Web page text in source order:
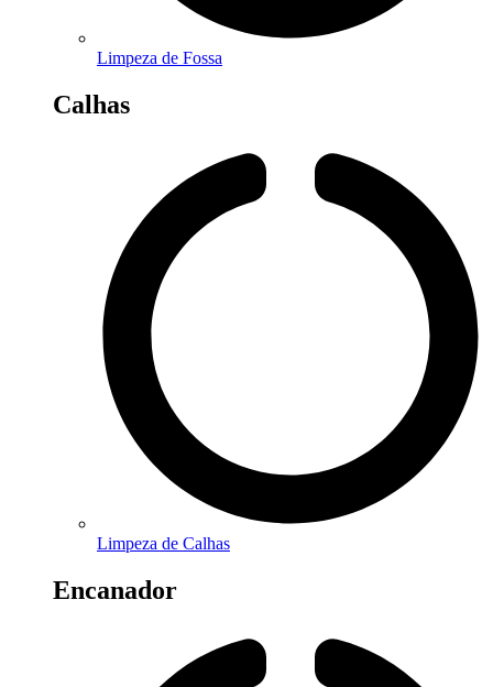
Limpeza de Fossa
Calhas
Limpeza de Calhas
Encanador